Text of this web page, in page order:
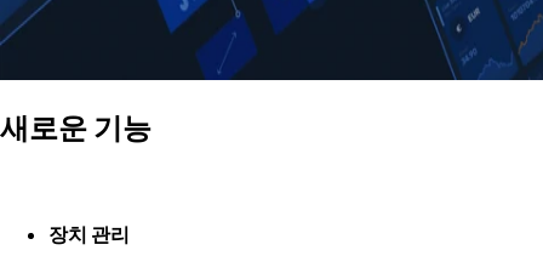
새로운 기능
장치 관리